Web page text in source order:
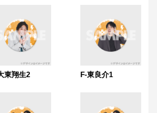
東翔生2 F-東良介1